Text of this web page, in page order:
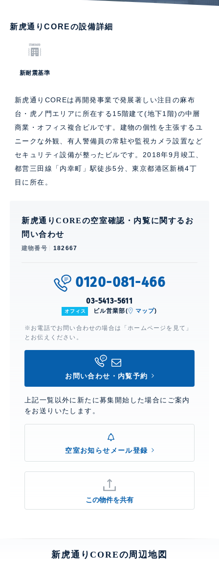
新虎通りCOREの設備詳細
新耐震基準
新虎通りCOREは再開発事業で発展著しい注目の麻布
台・虎ノ門エリアに所在する15階建て(地下1階)の中層
商業・オフィス複合ビルです。建物の個性を主張するユ
ニークな外観、有人警備員の常駐や監視カメラ設置など
セキュリティ設備が整ったビルです。2018年9月竣工、
都営三田線「内幸町」駅徒歩5分、東京都港区新橋4丁
目に所在。
新虎通りCOREの空室確認・内覧に関するお
問い合わせ
建物番号 182667
0120-081-466
03-5413-5611
オフィス ビル営業部( マップ)
※お電話でお問い合わせの場合は「ホームページを見て」
とお伝えください。
お問い合わせ・内覧予約
上記一覧以外に新たに募集開始した場合にご案内
をお送りいたします。
空室お知らせメール登録
この物件を共有
新虎通りCOREの周辺地図